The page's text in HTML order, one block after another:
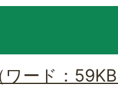
ワード：